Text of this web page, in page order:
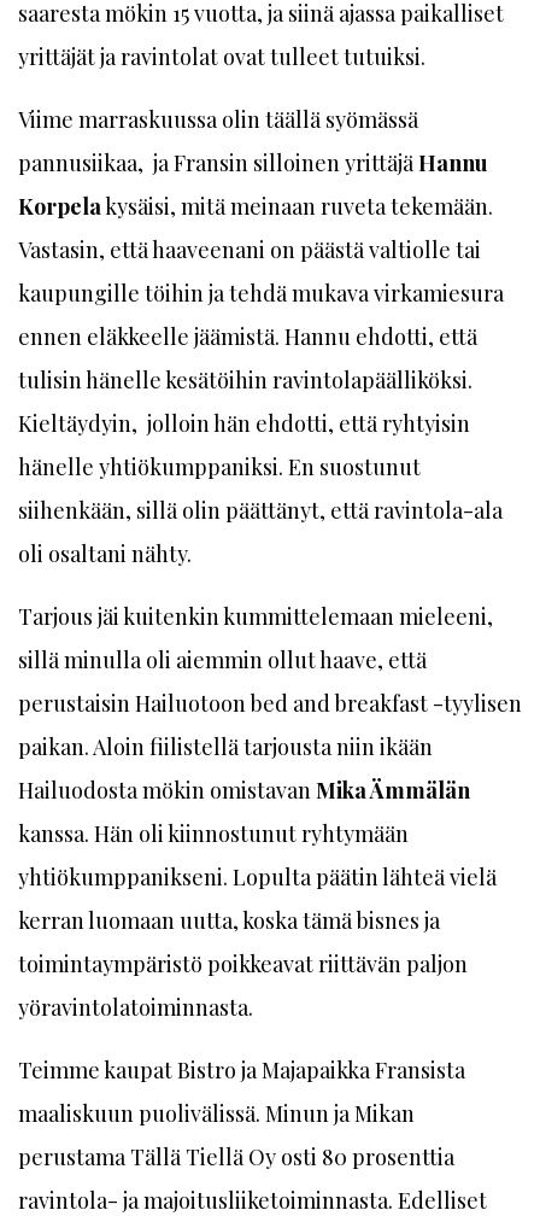
saaresta mökin 15 vuotta, ja siinä ajassa paikalliset
yrittäjät ja ravintolat ovat tulleet tutuiksi.
Viime marraskuussa olin täällä syömässä
pannusiikaa, ja Fransin silloinen yrittäjä Hannu
Korpelakysäisi, mitä meinaan ruveta tekemään.
Vastasin, että haaveenani on päästä valtiolle tai
kaupungille töihin ja tehdä mukava virkamiesura
ennen eläkkeelle jäämistä. Hannu ehdotti, että
tulisin hänelle kesätöihin ravintolapäälliköksi.
Kieltäydyin, jolloin hän ehdotti, että ryhtyisin
hänelle yhtiökumppaniksi. En suostunut
siihenkään, sillä olin päättänyt, että ravintola-ala
oli osaltani nähty.
Tarjous jäi kuitenkin kummittelemaan mieleeni,
sillä minulla oli aiemmin ollut haave, että
perustaisin Hailuotoon bed and breakfast -tyylisen
paikan. Aloin fiilistellä tarjousta niin ikään
Hailuodosta mökin omistavan Mika Ämmälän
kanssa. Hän oli kiinnostunut ryhtymään
yhtiökumppanikseni. Lopulta päätin lähteä vielä
kerran luomaan uutta, koska tämä bisnes ja
toimintaympäristö poikkeavat riittävän paljon
yöravintolatoiminnasta.
Teimme kaupat Bistro ja Majapaikka Fransista
maaliskuun puolivälissä. Minun ja Mikan
perustama Tällä Tiellä Oy osti 80 prosenttia
ravintola- ja majoitusliiketoiminnasta. Edelliset